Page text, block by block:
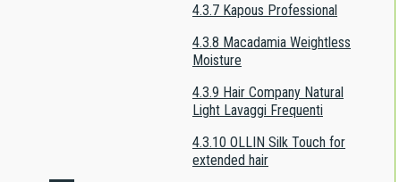
4.3.7 Kapous Professional
4.3.8
Moisture
4.3.9
Light Lavaggi Frequenti
4.3.10
extended hair